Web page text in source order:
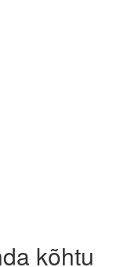
kõhtu